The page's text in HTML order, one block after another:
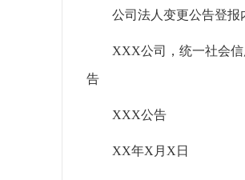
公司法人变更公告登报
XXX公司，统一社会信
告
XXX公告
XX年X月X日